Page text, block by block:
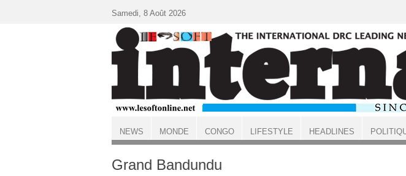
ACCUEIL
Grand Bandundu
Samedi, 8 Août 2026
NEWS MONDE CONGO LIFESTYLE HEADLINES